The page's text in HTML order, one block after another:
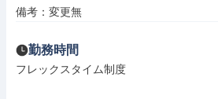
備考：変更無
勤務時間
フレックスタイム制度